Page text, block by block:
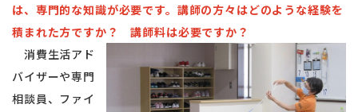
は、専門的な知識が必要です。講師の方々はどのような経験を
積まれた方ですか？ 講師料は必要ですか？
消費生活アド
バイザーや専門
相談員、ファイ